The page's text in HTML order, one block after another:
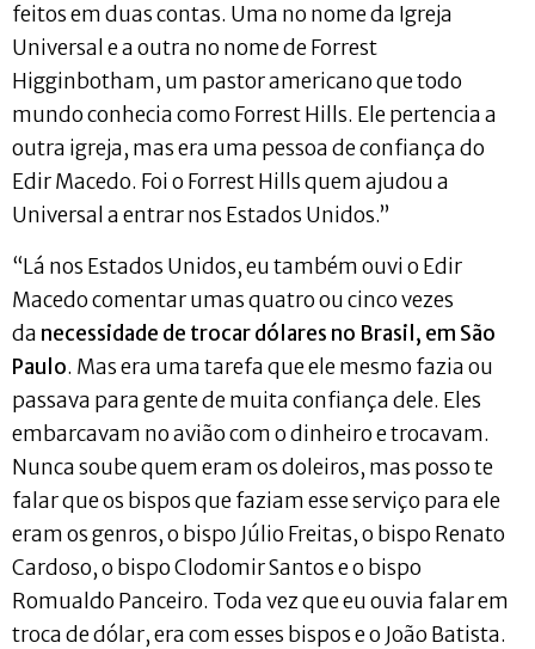
feitos em duas contas. Uma no nome da Igreja
Universal e a outra no nome de Forrest
Higginbotham, um pastor americano que todo
mundo conhecia como Forrest Hills. Ele pertencia a
outra igreja, mas era uma pessoa de confiança do
Edir Macedo. Foi o Forrest Hills quem ajudou a
Universal a entrar nos Estados Unidos.”
“Lá nos Estados Unidos, eu também ouvi o Edir
Macedo comentar umas quatro ou cinco vezes
da necessidade de trocar dólares no Brasil, em São
Paulo. Mas era uma tarefa que ele mesmo fazia ou
passava para gente de muita confiança dele. Eles
embarcavam no avião com o dinheiro e trocavam.
Nunca soube quem eram os doleiros, mas posso te
falar que os bispos que faziam esse serviço para ele
eram os genros, o bispo Júlio Freitas, o bispo Renato
Cardoso, o bispo Clodomir Santos e o bispo
Romualdo Panceiro. Toda vez que eu ouvia falar em
troca de dólar, era com esses bispos e o João Batista.